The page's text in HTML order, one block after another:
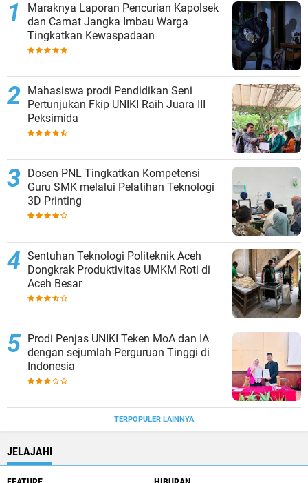
Maraknya Laporan Pencurian Kapolsek
dan Camat Jangka Imbau Warga
Tingkatkan Kewaspadaan
Mahasiswa prodi Pendidikan Seni
Pertunjukan Fkip UNIKI Raih Juara III
Peksimida
Dosen PNL Tingkatkan Kompetensi
Guru SMK melalui Pelatihan Teknologi
3D Printing
Sentuhan Teknologi Politeknik Aceh
Dongkrak Produktivitas UMKM Roti di
Aceh Besar
Prodi Penjas UNIKI Teken MoA dan IA
dengan sejumlah Perguruan Tinggi di
Indonesia
TERPOPULER LAINNYA
JELAJAHI